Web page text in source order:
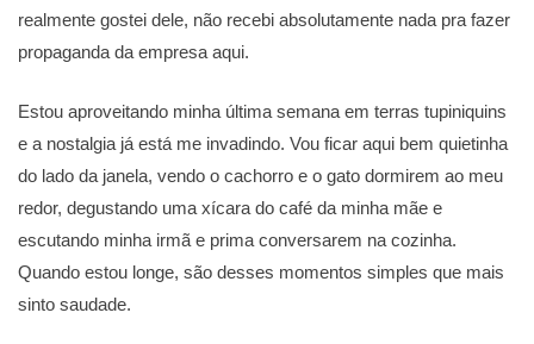
realmente gostei dele, não recebi absolutamente nada pra fazer
propaganda da empresa aqui.
Estou aproveitando minha última semana em terras tupiniquins
e a nostalgia já está me invadindo. Vou ficar aqui bem quietinha
do lado da janela, vendo o cachorro e o gato dormirem ao meu
redor, degustando uma xícara do café da minha mãe e
escutando minha irmã e prima conversarem na cozinha.
Quando estou longe, são desses momentos simples que mais
sinto saudade.